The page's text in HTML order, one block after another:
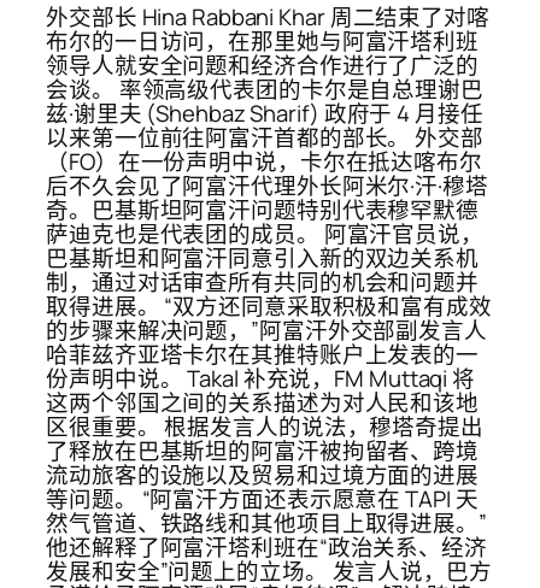
外交部长 Hina Rabbani Khar 周二结束了对喀
布尔的一日访问，在那里她与阿富汗塔利班
领导人就安全问题和经济合作进行了广泛的
会谈。 率领高级代表团的卡尔是自总理谢巴
兹·谢里夫 (Shehbaz Sharif) 政府于 4 月接任
以来第一位前往阿富汗首都的部长。 外交部
（FO）在一份声明中说，卡尔在抵达喀布尔
后不久会见了阿富汗代理外长阿米尔·汗·穆塔
奇。巴基斯坦阿富汗问题特别代表穆罕默德
萨迪克也是代表团的成员。 阿富汗官员说，
巴基斯坦和阿富汗同意引入新的双边关系机
制，通过对话审查所有共同的机会和问题并
取得进展。 “双方还同意采取积极和富有成效
的步骤来解决问题，”阿富汗外交部副发言人
哈菲兹齐亚塔卡尔在其推特账户上发表的一
份声明中说。 Takal 补充说，FM Muttaqi 将
这两个邻国之间的关系描述为对人民和该地
区很重要。 根据发言人的说法，穆塔奇提出
了释放在巴基斯坦的阿富汗被拘留者、跨境
流动旅客的设施以及贸易和过境方面的进展
等问题。 “阿富汗方面还表示愿意在 TAPI 天
然气管道、铁路线和其他项目上取得进展。”
他还解释了阿富汗塔利班在“政治关系、经济
发展和安全”问题上的立场。 发言人说，巴方